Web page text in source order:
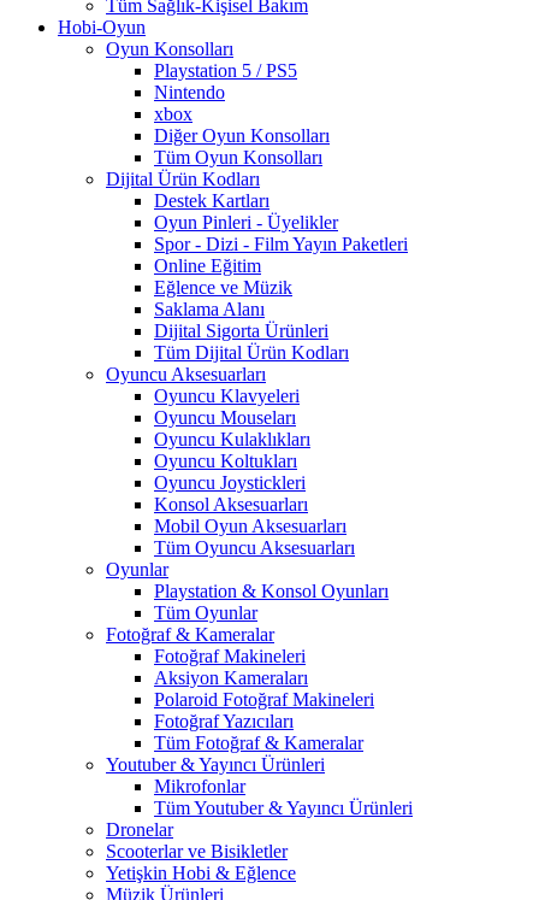
Tüm Sağlık-Kişisel Bakım
Hobi-Oyun
Oyun Konsolları
Playstation 5 / PS5
Nintendo
xbox
Diğer Oyun Konsolları
Tüm Oyun Konsolları
Dijital Ürün Kodları
Destek Kartları
Oyun Pinleri - Üyelikler
Spor - Dizi - Film Yayın Paketleri
Online Eğitim
Eğlence ve Müzik
Saklama Alanı
Dijital Sigorta Ürünleri
Tüm Dijital Ürün Kodları
Oyuncu Aksesuarları
Oyuncu Klavyeleri
Oyuncu Mouseları
Oyuncu Kulaklıkları
Oyuncu Koltukları
Oyuncu Joystickleri
Konsol Aksesuarları
Mobil Oyun Aksesuarları
Tüm Oyuncu Aksesuarları
Oyunlar
Playstation & Konsol Oyunları
Tüm Oyunlar
Fotoğraf & Kameralar
Fotoğraf Makineleri
Aksiyon Kameraları
Polaroid Fotoğraf Makineleri
Fotoğraf Yazıcıları
Tüm Fotoğraf & Kameralar
Youtuber & Yayıncı Ürünleri
Mikrofonlar
Tüm Youtuber & Yayıncı Ürünleri
Dronelar
Scooterlar ve Bisikletler
Yetişkin Hobi & Eğlence
Müzik Ürünleri